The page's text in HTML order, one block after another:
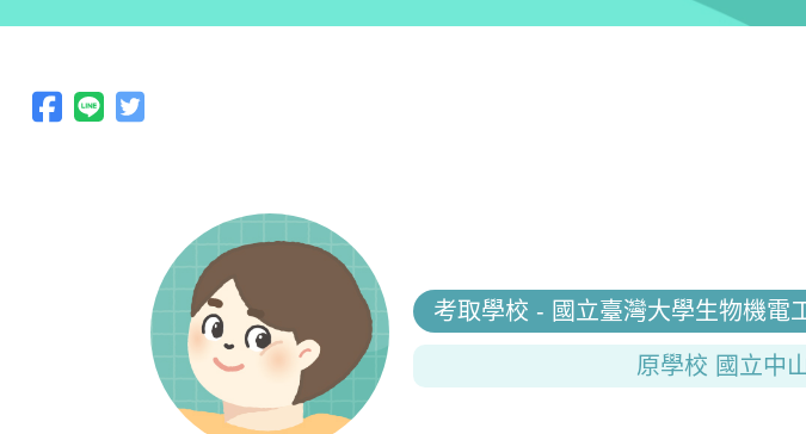
考取學校 - 國立臺灣大學生物機電
原學校 國立中